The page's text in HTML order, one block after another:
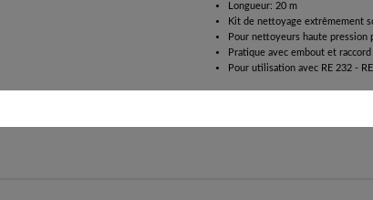
Longueur: 20 m
Kit de nettoyage extrêmement
Pour nettoyeurs haute pression
Pratique avec embout et
Pour utilisation avec RE 232 -